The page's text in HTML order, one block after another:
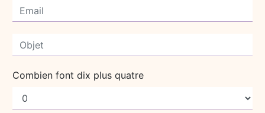
Combien font dix plus quatre